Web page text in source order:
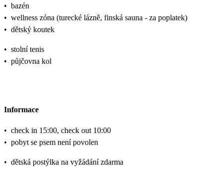
• bazén
• wellness zóna (turecké lázně, finská sauna - za poplatek)
• dětský koutek
• stolní tenis
• půjčovna kol
Informace
• check in 15:00, check out 10:00
• pobyt se psem není povolen
• dětská postýlka na vyžádání zdarma